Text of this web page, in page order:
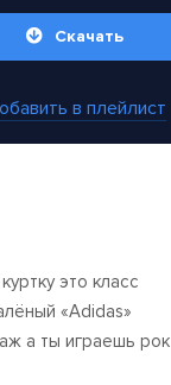
Скачать
в плейлист
это класс
«Adidas»
а ты играешь рок